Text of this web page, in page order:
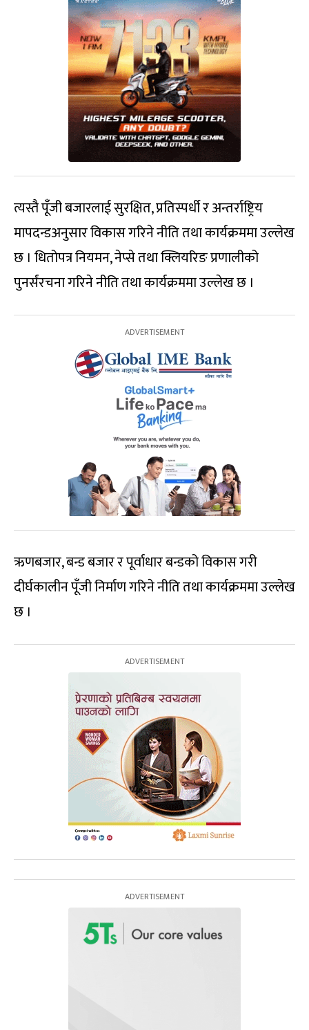
त्यस्तै पूँजी बजारलाई सुरक्षित, प्रतिस्पर्धी र अन्तर्राष्ट्रिय
मापदन्डअनुसार विकास गरिने नीति तथा कार्यक्रममा उल्लेख
छ । धितोपत्र नियमन, नेप्से तथा क्लियरिङ प्रणालीको
पुनर्संरचना गरिने नीति तथा कार्यक्रममा उल्लेख छ ।
ऋणबजार, बन्ड बजार र पूर्वाधार बन्डको विकास गरी
दीर्घकालीन पूँजी निर्माण गरिने नीति तथा कार्यक्रममा उल्लेख
छ ।